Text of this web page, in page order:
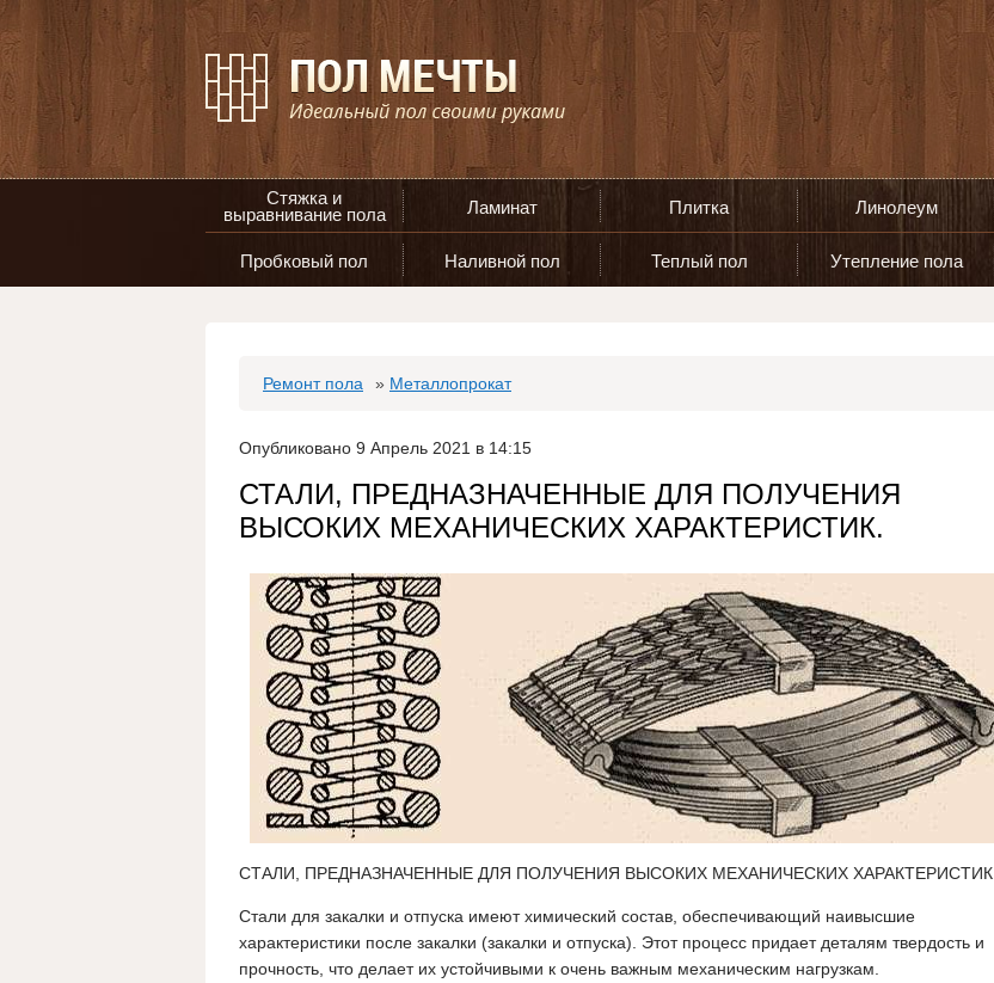
Стяжка и
выравнивание пола
Ламинат Плитка Линолеум
Пробковый пол Наливной пол Теплый пол Утепление пола
Ремонт пола » Металлопрокат
Опубликовано 9 Апрель 2021 в 14:15
СТАЛИ, ПРЕДНАЗНАЧЕННЫЕ ДЛЯ ПОЛУЧЕНИЯ
ВЫСОКИХ МЕХАНИЧЕСКИХ ХАРАКТЕРИСТИК.
СТАЛИ, ПРЕДНАЗНАЧЕННЫЕ ДЛЯ ПОЛУЧЕНИЯ ВЫСОКИХ МЕХАНИЧЕСКИХ ХАРАКТЕРИСТИК.
Стали для закалки и отпуска имеют химический состав, обеспечивающий наивысшие
характеристики после закалки (закалки и отпуска). Этот процесс придает деталям твердость и
прочность, что делает их устойчивыми к очень важным механическим нагрузкам.